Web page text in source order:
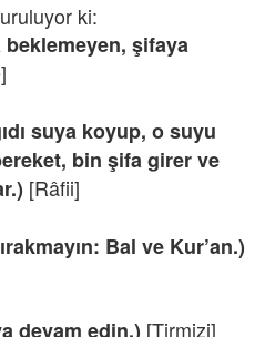
ki:
beklemeyen, şifaya
suya koyup, o suyu
bin şifa girer ve
[Râfii]
Bal ve Kur’an.)
devam edin.) [Tirmizi]